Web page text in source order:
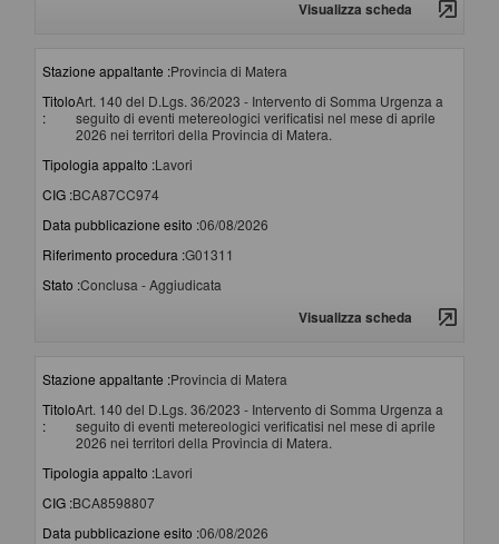
Visualizza scheda
Stazione appaltante :Provincia di Matera
Titolo
:
Art. 140 del D.Lgs. 36/2023 - Intervento di Somma Urgenza a
seguito di eventi metereologici verificatisi nel mese di aprile
2026 nei territori della Provincia di Matera.
Tipologia appalto :Lavori
CIG :BCA87CC974
Data pubblicazione esito :06/08/2026
Riferimento procedura :G01311
Stato :Conclusa - Aggiudicata
Visualizza scheda
Stazione appaltante :Provincia di Matera
Titolo
:
Art. 140 del D.Lgs. 36/2023 - Intervento di Somma Urgenza a
seguito di eventi metereologici verificatisi nel mese di aprile
2026 nei territori della Provincia di Matera.
Tipologia appalto :Lavori
CIG :BCA8598807
Data pubblicazione esito :06/08/2026